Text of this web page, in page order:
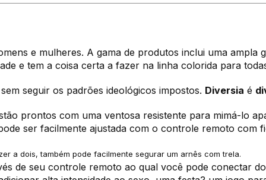
e mulheres. A gama de produtos inclui uma ampla
e tem a coisa certa a fazer na linha colorida para
seguir os padrões ideológicos impostos. Diversia é
prontos com uma ventosa resistente para mimá-lo
ser facilmente ajustada com o controle remoto com
a dois, também pode facilmente segurar um arnês com trela.
de seu controle remoto ao qual você pode conectar